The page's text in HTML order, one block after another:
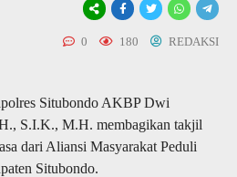
0 180 REDAKSI
Situbondo AKBP Dwi
S.I.K., M.H. membagikan takjil
dari Aliansi Masyarakat Peduli
Situbondo.